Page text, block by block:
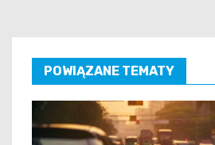
POWIĄZANE TEMATY